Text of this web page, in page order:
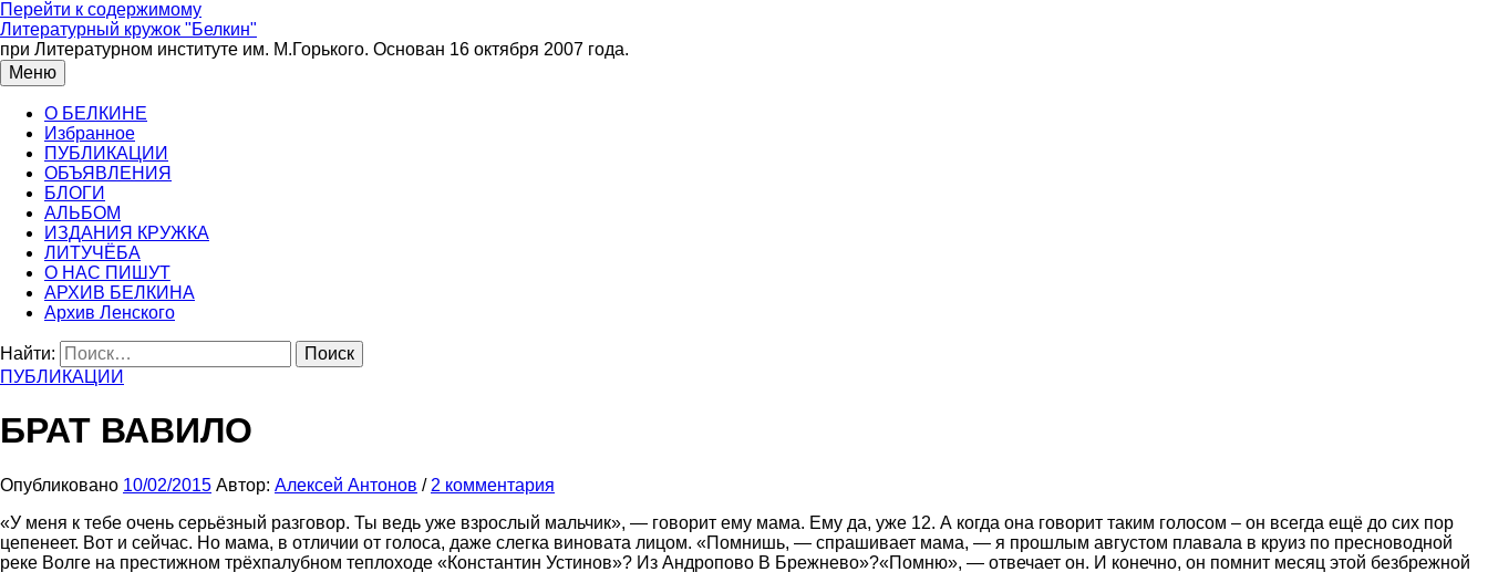
Перейти к содержимому
Литературный кружок "Белкин"
при Литературном институте им. М.Горького. Основан 16 октября 2007 года.
Меню
О БЕЛКИНЕ
Избранное
ПУБЛИКАЦИИ
ОБЪЯВЛЕНИЯ
БЛОГИ
АЛЬБОМ
ИЗДАНИЯ КРУЖКА
ЛИТУЧЁБА
О НАС ПИШУТ
АРХИВ БЕЛКИНА
Архив Ленского
Найти:
ПУБЛИКАЦИИ
БРАТ ВАВИЛО
Опубликовано 10/02/2015 Автор: Алексей Антонов / 2 комментария
«У меня к тебе очень серьёзный разговор. Ты ведь уже взрослый мальчик», — говорит ему мама. Ему да, уже 12. А когда она говорит таким голосом – он всегда ещё до сих пор
цепенеет. Вот и сейчас. Но мама, в отличии от голоса, даже слегка виновата лицом. «Помнишь, — спрашивает мама, — я прошлым августом плавала в круиз по пресноводной
реке Волге на престижном трёхпалубном теплоходе «Константин Устинов»? Из Андропово В Брежнево»?«Помню», — отвечает он. И конечно, он помнит месяц этой безбрежной